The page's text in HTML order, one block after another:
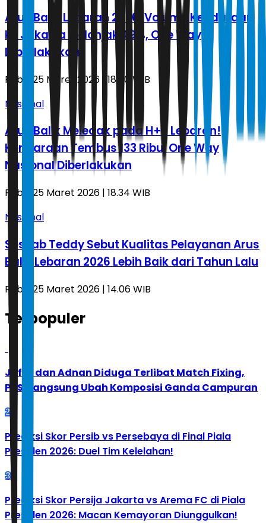
Arus Balik Lebaran 2026: Volume Kendaraan
ke Jakarta Melonjak 49%, One Way
Diberlakukan
Rabu, 25 Maret 2026 | 18.50 WIB
Nasional
Arus Balik Meledak pada H+2 Lebaran!
Kendaraan Tembus 133 Ribu, One Way
Nasional Diberlakukan
Rabu, 25 Maret 2026 | 18.34 WIB
Nasional
Seskab Teddy Sebut Kualitas Pelayanan Arus
Balik Lebaran 2026 Lebih Baik dari Tahun Lalu
Rabu, 25 Maret 2026 | 14.06 WIB
Terpopuler
Jafar dan Adnan Diduga Terlibat Match Fixing,
PBSI Langsung Ubah Komposisi Ganda Campuran
2
Prediksi Skor Persib vs Persebaya di Final Piala
Presiden 2026: Duel Tim Kelelahan!
3
Prediksi Skor Persija Jakarta vs Arema FC di Piala
Presiden 2026: Macan Kemayoran Diunggulkan!